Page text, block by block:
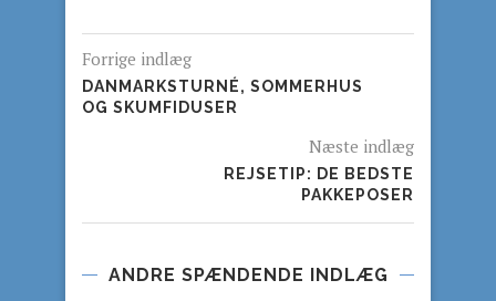
Forrige indlæg
DANMARKSTURNÉ, SOMMERHUS
OG SKUMFIDUSER
Næste indlæg
REJSETIP: DE BEDSTE
PAKKEPOSER
ANDRE SPÆNDENDE INDLÆG